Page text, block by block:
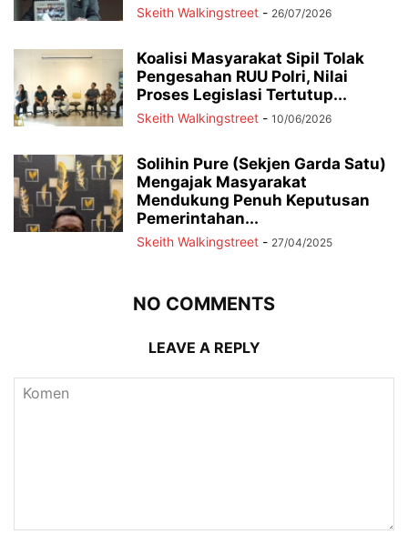
Skeith Walkingstreet - 26/07/2026
Koalisi Masyarakat Sipil Tolak
Pengesahan RUU Polri, Nilai
Proses Legislasi Tertutup...
Skeith Walkingstreet - 10/06/2026
Solihin Pure (Sekjen Garda Satu)
Mengajak Masyarakat
Mendukung Penuh Keputusan
Pemerintahan...
Skeith Walkingstreet - 27/04/2025
NO COMMENTS
LEAVE A REPLY